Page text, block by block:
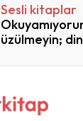
Sesli kitaplar
üzülmeyin;